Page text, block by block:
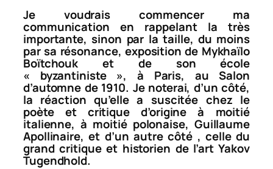
Je voudrais commencer ma
communication en rappelant la très
importante, sinon par la taille, du moins
par sa résonance, exposition de Mykhaïlo
Boïtchouk et de son école
« byzantiniste », à Paris, au Salon
d’automne de 1910. Je noterai, d’un côté,
la réaction qu’elle a suscitée chez le
poète et critique d’origine à moitié
italienne, à moitié polonaise, Guillaume
Apollinaire, et d’un autre côté , celle du
grand critique et historien de l’art Yakov
Tugendhold.